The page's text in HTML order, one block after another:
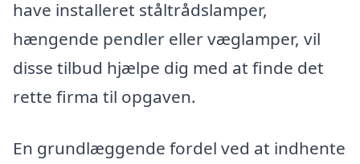
have installeret ståltrådslamper,
hængende pendler eller væglamper, vil
disse tilbud hjælpe dig med at finde det
rette firma til opgaven.
En grundlæggende fordel ved at indhente